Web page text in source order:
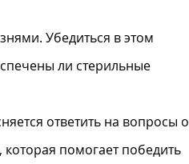
Убедиться в этом
ли стерильные
ответить на вопросы о
помогает победить